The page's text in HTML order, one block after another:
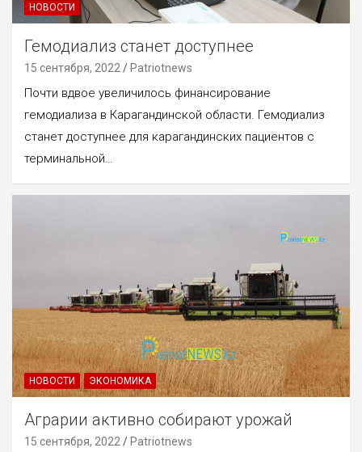
НОВОСТИ
Гемодиализ станет доступнее
15 сентября, 2022 Patriotnews
Почти вдвое увеличилось финансирование
гемодиализа в Карагандинской области. Гемодиализ
станет доступнее для карагандинских пациентов с
терминальной…
НОВОСТИ ЭКОНОМИКА
Аграрии активно собирают урожай
15 сентября, 2022 Patriotnews